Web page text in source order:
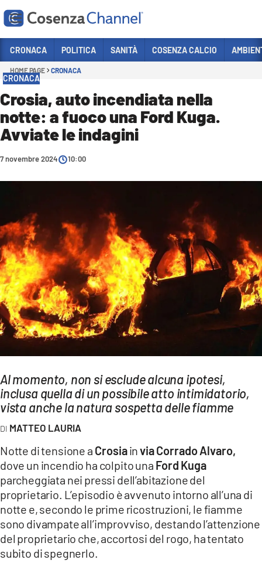
Sezioni
CRONACA
POLITICA
COSENZA CALCIO
ECONOMIA E LAVORO
SPORT
CULTURA
AMBIENTE
Streaming
LAC TV
LAC NETWORK
LAC ONAIR
LaC
Network
LACONAIR.IT
LACITYMAG.IT
ILREGGINO.IT
COSENZACHANNEL.IT
ILVIBONESE.IT
CRONACA POLITICA SANITÀ COSENZA CALCIO
HOME PAGE CRONACA
CRONACA
Crosia, auto incendiata nella
notte: a fuoco una Ford Kuga.
Avviate le indagini
7 novembre 2024 10:00
Al momento, non si esclude alcuna ipotesi,
inclusa quella di un possibile atto intimidatorio,
vista anche la natura sospetta delle fiamme
MATTEO LAURIA
Notte di tensione a Crosiainvia Corrado Alvaro,
dove un incendio ha colpito una Ford Kuga
parcheggiata nei pressi dell’abitazione del
proprietario. L’episodio è avvenuto intorno all’una di
notte e, secondo le prime ricostruzioni, le fiamme
sono divampate all’improvviso, destando l’attenzione
del proprietario che, accortosi del rogo, ha tentato
subito di spegnerlo.